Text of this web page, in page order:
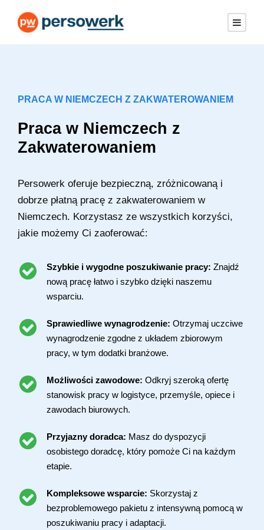
PRACA W NIEMCZECH Z ZAKWATEROWANIEM
Praca w Niemczech z
Zakwaterowaniem
Persowerk oferuje bezpieczną, zróżnicowaną i
dobrze płatną pracę z zakwaterowaniem w
Niemczech. Korzystasz ze wszystkich korzyści,
jakie możemy Ci zaoferować:
Szybkie i wygodne poszukiwanie pracy: Znajdź
nową pracę łatwo i szybko dzięki naszemu
wsparciu.
Sprawiedliwe wynagrodzenie: Otrzymaj uczciwe
wynagrodzenie zgodne z układem zbiorowym
pracy, w tym dodatki branżowe.
Możliwości zawodowe: Odkryj szeroką ofertę
stanowisk pracy w logistyce, przemyśle, opiece i
zawodach biurowych.
Przyjazny doradca: Masz do dyspozycji
osobistego doradcę, który pomoże Ci na każdym
etapie.
Kompleksowe wsparcie: Skorzystaj z
bezproblemowego pakietu z intensywną pomocą w
poszukiwaniu pracy i adaptacji.